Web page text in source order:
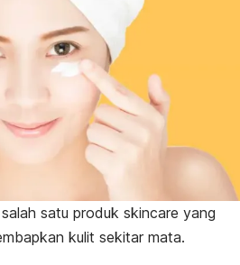
satu produk skincare yang
kulit sekitar mata.